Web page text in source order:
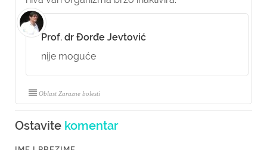
Prof. dr Đorđe Jevtović
nije moguće
Oblast Zarazne bolesti
Ostavite komentar